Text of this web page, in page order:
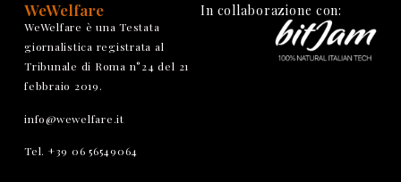
WeWelfare
WeWelfare è una Testata
giornalistica registrata al
Tribunale di Roma n°24 del 21
febbraio 2019.
info@wewelfare.it
Tel. +39 06 56549064
In collaborazione con: